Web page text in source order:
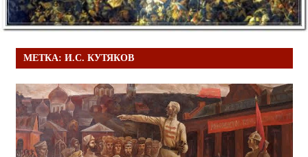
МЕТКА: И.С. КУТЯКОВ